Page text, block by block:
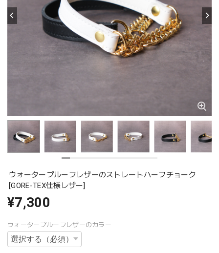
ウォータープルーフレザーのストレートハーフチョーク
[GORE-TEX仕様レザー]
¥7,300
ウォータープルーフレザーのカラー